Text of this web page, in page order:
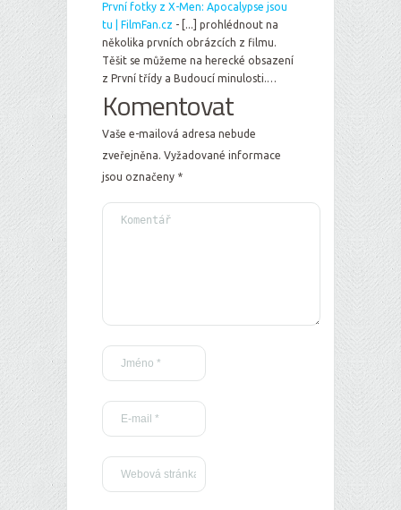
První fotky z X-Men: Apocalypse jsou
tu | FilmFan.cz - [...] prohlédnout na
několika prvních obrázcích z filmu.
Těšit se můžeme na herecké obsazení
z První třídy a Budoucí minulosti.…
Komentovat
Vaše e-mailová adresa nebude
zveřejněna. Vyžadované informace
jsou označeny *